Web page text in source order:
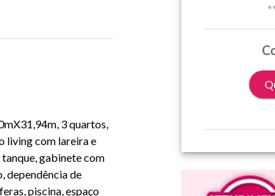
3 quartos,
living com lareira e
gabinete com
dependência de
piscina, espaço